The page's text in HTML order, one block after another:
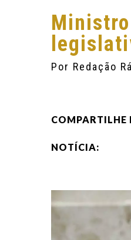
Por Redação
COMPARTILHE
NOTÍCIA: